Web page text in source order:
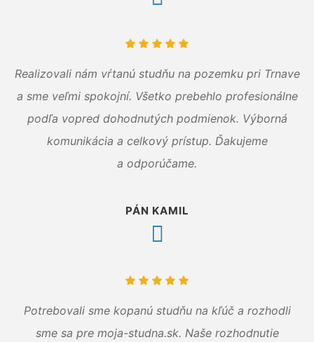
Realizovali nám vŕtanú studňu na pozemku pri Trnave
a sme veľmi spokojní. Všetko prebehlo profesionálne
podľa vopred dohodnutých podmienok. Výborná
komunikácia a celkový prístup. Ďakujeme
a odporúčame.
PÁN KAMIL
Potrebovali sme kopanú studňu na kľúč a rozhodli
sme sa pre moja-studna.sk. Naše rozhodnutie